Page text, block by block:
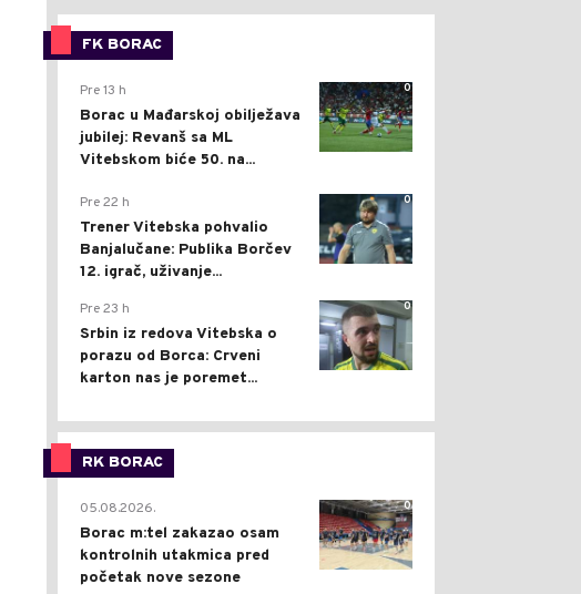
FK BORAC
0
Pre 13 h
Borac u Mađarskoj obilježava
jubilej: Revanš sa ML
Vitebskom biće 50. na...
0
Pre 22 h
Trener Vitebska pohvalio
Banjalučane: Publika Borčev
12. igrač, uživanje...
0
Pre 23 h
Srbin iz redova Vitebska o
porazu od Borca: Crveni
karton nas je poremet...
RK BORAC
0
05.08.2026.
Borac m:tel zakazao osam
kontrolnih utakmica pred
početak nove sezone